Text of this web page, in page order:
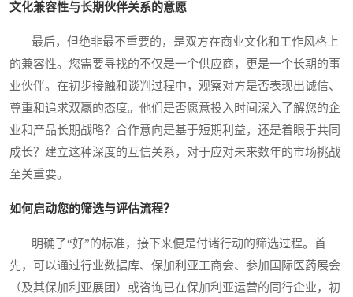
文化兼容性与长期伙伴关系的意愿
最后，但绝非最不重要的，是双方在商业文化和工作风格上
的兼容性。您需要寻找的不仅是一个供应商，更是一个长期的事
业伙伴。在初步接触和谈判过程中，观察对方是否表现出诚信、
尊重和追求双赢的态度。他们是否愿意投入时间深入了解您的企
业和产品长期战略？合作意向是基于短期利益，还是着眼于共同
成长？建立这种深度的互信关系，对于应对未来数年的市场挑战
至关重要。
如何启动您的筛选与评估流程？
明确了“好”的标准，接下来便是付诸行动的筛选过程。首
先，可以通过行业数据库、保加利亚工商会、参加国际医药展会
（及其保加利亚展团）或咨询已在保加利亚运营的同行企业，初